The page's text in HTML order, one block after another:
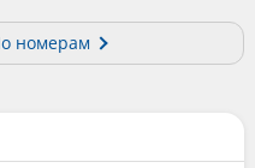
номерам